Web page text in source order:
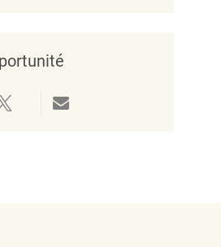
Facebook
Partager via twitterPartager par e-mail